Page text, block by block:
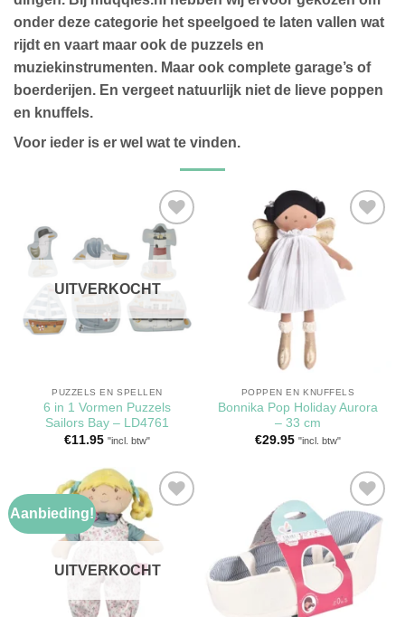
onder deze categorie het speelgoed te laten vallen wat
rijdt en vaart maar ook de puzzels en
muziekinstrumenten. Maar ook complete garage’s of
boerderijen. En vergeet natuurlijk niet de lieve poppen
en knuffels.
Voor ieder is er wel wat te vinden.
Toevoegen
aan
UITVERKOCHT
PUZZELS EN SPELLEN
6 in 1 Vormen Puzzels
Sailors Bay – LD4761
€11.95 "incl. btw"
Toevoegen
aan
verlanglijst
POPPEN EN KNUFFELS
Bonnika Pop Holiday Aurora
– 33 cm
€29.95 "incl. btw"
Aanbieding!
Toevoegen
aan
UITVERKOCHT
Toevoegen
aan
verlanglijst